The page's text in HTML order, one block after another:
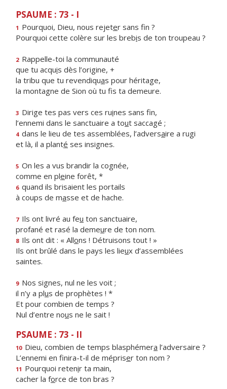
PSAUME : 73 - I
1 Pourquoi, Dieu, nous rejeter sans fin ?
Pourquoi cette colère sur les brebis de ton troupeau ?
2 Rappelle-toi la communauté
que tu acquis dès l’origine, +
la tribu que tu revendiquas pour héritage,
la montagne de Sion où tu fs ta demeure.
3 Dirige tes pas vers ces ruines sans fin,
l’ennemi dans le sanctuaire a tout saccagé ;
4 dans le lieu de tes assemblées, l’adversaire a rugi
et là, il a planté ses insignes.
5 On les a vus brandir la cognée,
comme en pleine forêt, *
6 quand ils brisaient les portails
à coups de masse et de hache.
7 Ils ont livré au feu ton sanctuaire,
profané et rasé la demeure de ton nom.
8 Ils ont dit : « Allons ! Détruisons tout ! »
Ils ont brûlé dans le pays les lieux d’assemblées
saintes.
9 Nos signes, nul ne les voit ;
il n’y a plus de prophètes ! *
Et pour combien de temps ?
Nul d’entre nous ne le sait !
PSAUME : 73 - II
10 Dieu, combien de temps blasphémera l’adversaire ?
L’ennemi en finira-t-il de mépriser ton nom ?
11 Pourquoi retenir ta main,
cacher la force de ton bras ?